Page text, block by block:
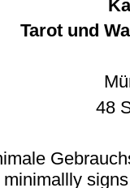
Tarot und
48
minimallly